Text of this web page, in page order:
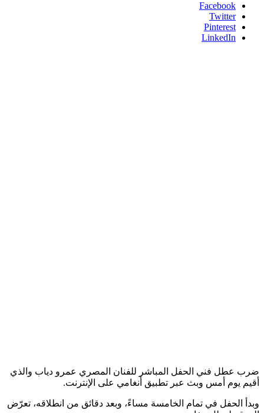
Facebook
Twitter
Pinterest
LinkedIn
ضرب عطل فني الحفل المباشر للفنان المصري عمرو دياب والذي
أقيم يوم أمس وبث عبر تطبيق أنغامي على الإنترنت.
وبدأ الحفل في تمام الخامسة مساءً، وبعد دقائق من انطلاقه، تعرّض